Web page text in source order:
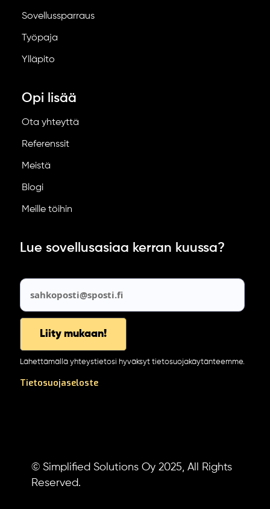
Sovellussparraus
Työpaja
Ylläpito
Opi lisää
Ota yhteyttä
Referenssit
Meistä
Blogi
Meille töihin
Lue sovellusasiaa kerran kuussa?
Lähettämällä yhteystietosi hyväksyt tietosuojakäytänteemme.
Tietosuojaseloste
© Simplified Solutions Oy 2025, All Rights
Reserved.